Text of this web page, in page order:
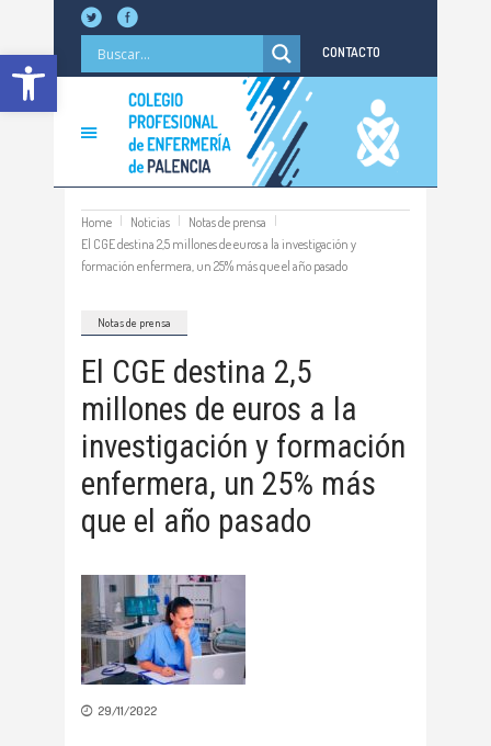
Abrir barra de herramientas CONTACTO
Home Noticias
Notas de prensa
El CGE destina 2,5 millones de euros a la investigación y
formación enfermera, un 25% más que el año pasado
Notas de prensa
El CGE destina 2,5
millones de euros a la
investigación y formación
enfermera, un 25% más
que el año pasado
29/11/2022